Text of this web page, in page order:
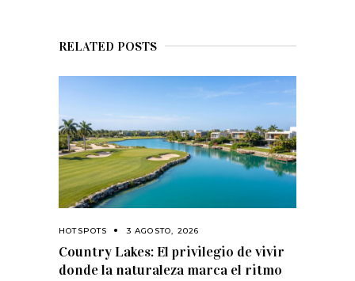
RELATED POSTS
HOTSPOTS 3 AGOSTO, 2026
Country Lakes: El privilegio de vivir
donde la naturaleza marca el ritmo